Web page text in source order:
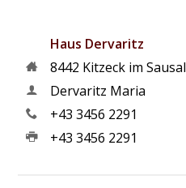
Haus Dervaritz
8442 Kitzeck im Sausal
Dervaritz Maria
+43 3456 2291
+43 3456 2291